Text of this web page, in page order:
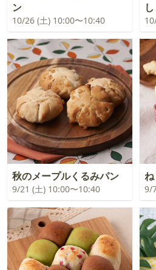
ン
10/26 (土) 10:00〜10:40
秋のメープルくるみパン
9/21 (土) 10:00〜10:40 9/